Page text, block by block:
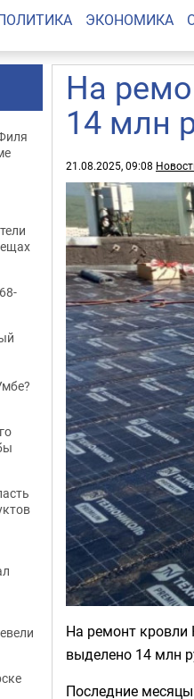
ЭКОНОМИКА
На
14 млн
21.08.2025, 09:08
На ремонт
выделено 14 млн
Последние